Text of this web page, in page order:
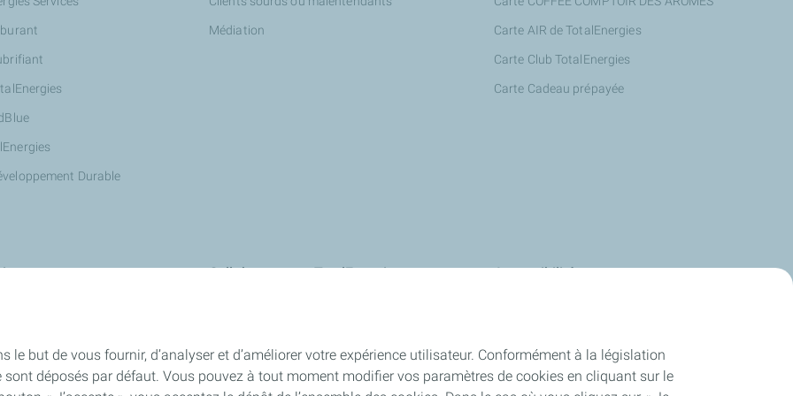
Durable
Médiation Carte AIR de TotalEnergies
Carte Club TotalEnergies
Carte Cadeau prépayée
Collaborer avec TotalEnergies
Devenir propriétaire d'une station-service
Accessibilité
but de vous fournir, d’analyser et d’améliorer votre expérience utilisateur. Conformément à la législation
déposés par défaut. Vous pouvez à tout moment modifier vos paramètres de cookies en cliquant sur le